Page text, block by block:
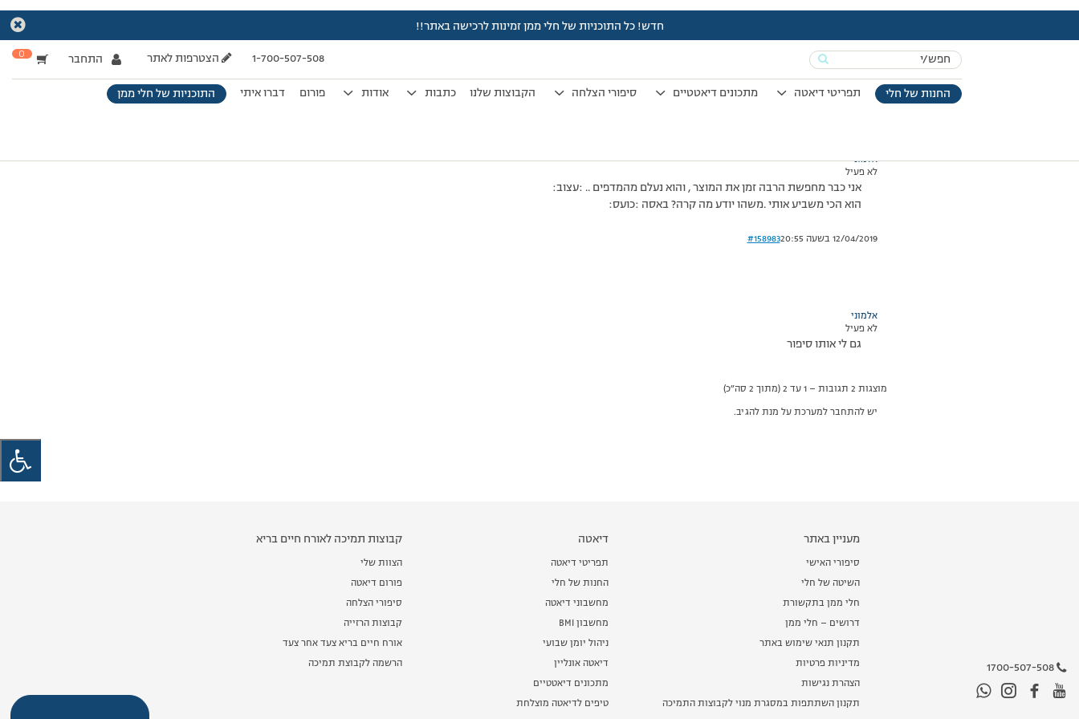
חדש! כל התוכניות של חלי ממן זמינות לרכישה באתר!!
Search
for:
1-700-507-508 הצטרפות לאתר התחבר 0
החנות של חלי תפריטי דיאטה מתכונים דיאטטיים סיפורי הצלחה הקבוצות שלנו כתבות אודות פורום דברו איתי התוכניות של חלי ממן
עמוד הבית>דיונים>פורום>פייבר 1
מוצגות 2 תגובות – 1 עד 2 (מתוך 2 סה״כ)
13/08/2013 בשעה 13:41
#158982
אלמוני
לא פעיל
אני כבר מחפשת הרבה זמן את המוצר , והוא נעלם מהמדפים .. :עצוב:
הוא הכי משביע אותי .משהו יודע מה קרה? באסה :כועס:
12/04/2019 בשעה 20:55 #158983
אלמוני
לא פעיל
גם לי אותו סיפור
מוצגות 2 תגובות – 1 עד 2 (מתוך 2 סה״כ)
יש להתחבר למערכת על מנת להגיב.
1700-507-508
מעניין באתר
סיפורי האישי
השיטה של חלי
חלי ממן בתקשורת
דרושים – חלי ממן
תקנון תנאי שימוש באתר
מדיניות פרטיות
הצהרת נגישות
תקנון השתתפות במסגרת מנוי לקבוצות התמיכה
דיאטה
תפריטי דיאטה
החנות של חלי
מחשבוני דיאטה
מחשבון BMI
ניהול יומן שבועי
דיאטה אונליין
מתכונים דיאטטיים
טיפים לדיאטה מוצלחת
קבוצות תמיכה לאורח חיים בריא
הצוות שלי
פורום דיאטה
סיפורי הצלחה
קבוצות הרזייה
אורח חיים בריא צעד אחר צעד
הרשמה לקבוצת תמיכה